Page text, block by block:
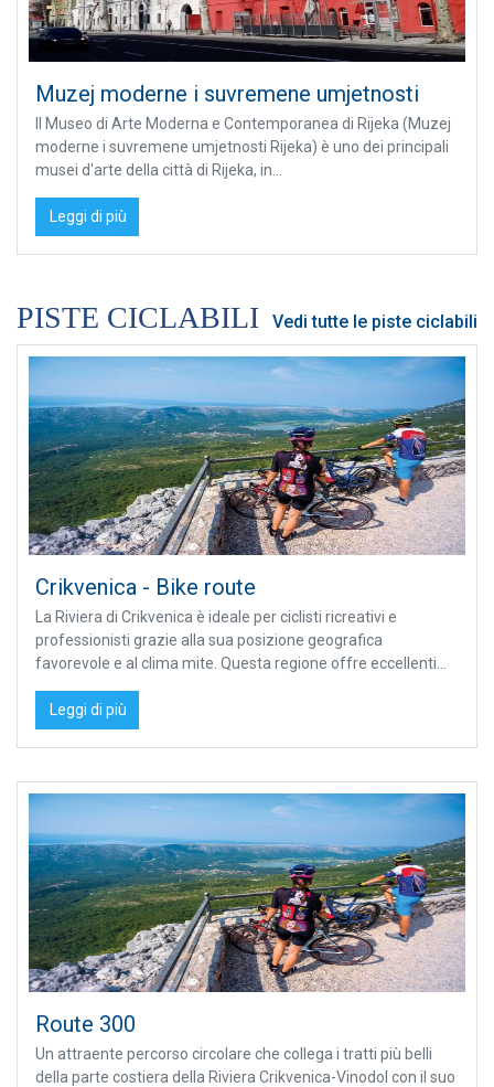
Muzej moderne i suvremene umjetnosti
Il Museo di Arte Moderna e Contemporanea di Rijeka (Muzej
moderne i suvremene umjetnosti Rijeka) è uno dei principali
musei d'arte della città di Rijeka, in...
Leggi di più
PISTE CICLABILI Vedi tutte le piste ciclabili
Crikvenica - Bike route
La Riviera di Crikvenica è ideale per ciclisti ricreativi e
professionisti grazie alla sua posizione geografica
favorevole e al clima mite. Questa regione offre eccellenti...
Leggi di più
Route 300
Un attraente percorso circolare che collega i tratti più belli
della parte costiera della Riviera Crikvenica-Vinodol con il suo